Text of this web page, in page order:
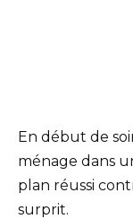
En début de
ménage dans
plan réussi
surprit.